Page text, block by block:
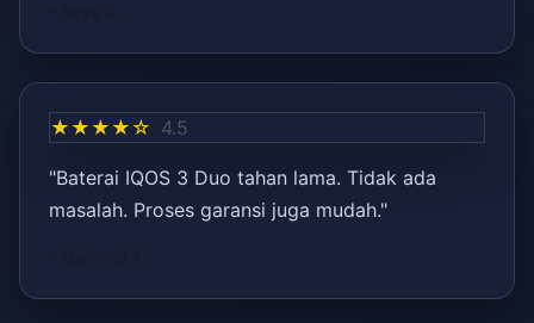
★★★★☆ 4.5
"Baterai IQOS 3 Duo tahan lama. Tidak ada
masalah. Proses garansi juga mudah."